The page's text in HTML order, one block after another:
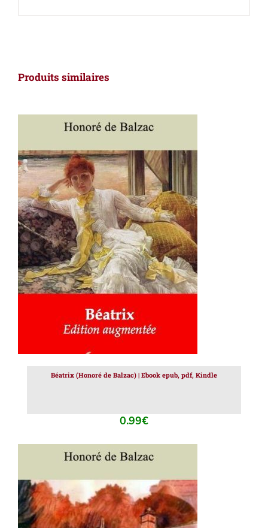
Produits similaires
AJOUTER AU PANIER DÉTAILS
Béatrix (Honoré de Balzac) | Ebook epub, pdf, Kindle
0.99€